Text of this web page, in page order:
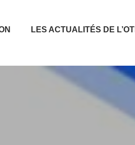
LES ACTUALITÉS DE L’OTI